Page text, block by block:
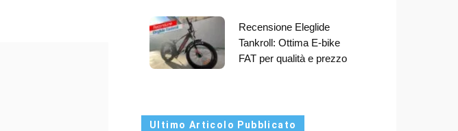
Recensione Eleglide
Tankroll: Ottima E-bike
FAT per qualità e prezzo
Ultimo Articolo Pubblicato